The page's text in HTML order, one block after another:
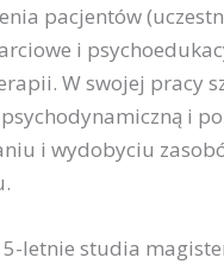
pacjentów
i
W swojej pracy
i
i wydobyciu
5-letnie studia